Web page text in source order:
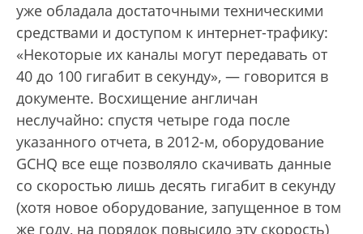
уже обладала достаточными техническими
средствами и доступом к интернет-трафику:
«Некоторые их каналы могут передавать от
40 до 100 гигабит в секунду», — говорится в
документе. Восхищение англичан
неслучайно: спустя четыре года после
указанного отчета, в 2012-м, оборудование
GCHQ все еще позволяло скачивать данные
со скоростью лишь десять гигабит в секунду
(хотя новое оборудование, запущенное в том
же году, на порядок повысило эту скорость)